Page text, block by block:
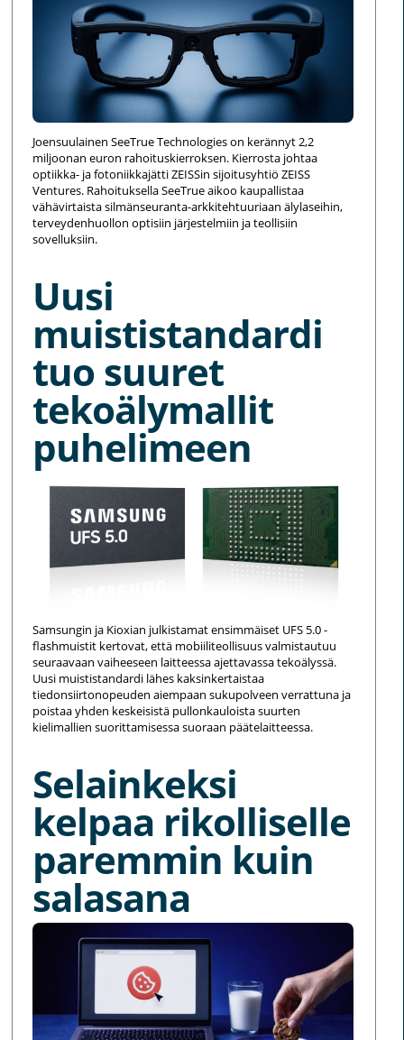
Joensuulainen SeeTrue Technologies on kerännyt 2,2
miljoonan euron rahoituskierroksen. Kierrosta johtaa
optiikka- ja fotoniikkajätti ZEISSin sijoitusyhtiö ZEISS
Ventures. Rahoituksella SeeTrue aikoo kaupallistaa
vähävirtaista silmänseuranta-arkkitehtuuriaan älylaseihin,
terveydenhuollon optisiin järjestelmiin ja teollisiin
sovelluksiin.
Uusi
muististandardi
tuo suuret
tekoälymallit
puhelimeen
Samsungin ja Kioxian julkistamat ensimmäiset UFS 5.0 -
flashmuistit kertovat, että mobiiliteollisuus valmistautuu
seuraavaan vaiheeseen laitteessa ajettavassa tekoälyssä.
Uusi muististandardi lähes kaksinkertaistaa
tiedonsiirtonopeuden aiempaan sukupolveen verrattuna ja
poistaa yhden keskeisistä pullonkauloista suurten
kielimallien suorittamisessa suoraan päätelaitteessa.
Selainkeksi
kelpaa rikolliselle
paremmin kuin
salasana